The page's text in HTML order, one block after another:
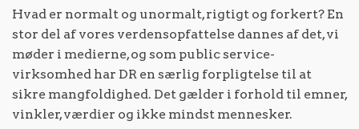
Hvad er normalt og unormalt, rigtigt og forkert? En
stor del af vores verdensopfattelse dannes af det, vi
møder i medierne, og som public service-
virksomhed har DR en særlig forpligtelse til at
sikre mangfoldighed. Det gælder i forhold til emner,
vinkler, værdier og ikke mindst mennesker.